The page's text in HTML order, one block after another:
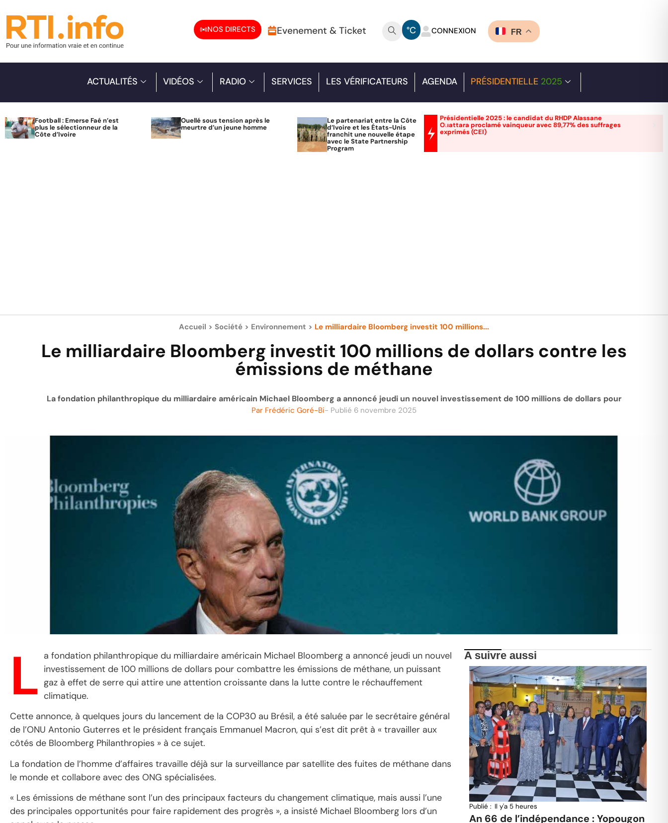
NOS DIRECTS Evenement & Ticket °C CONNEXION FR
ACTUALITÉS VIDÉOS RADIO SERVICES LES VÉRIFICATEURS AGENDA PRÉSIDENTIELLE 2025
Football : Emerse Faé n’est
plus le sélectionneur de la
Côte d’Ivoire
Ouellé sous tension après le
meurtre d’un jeune homme
Le partenariat entre la Côte
d’Ivoire et les États-Unis
franchit une nouvelle étape
avec le State Partnership
Program
Présidentielle 2025 : le candidat du RHDP Alassane
Ouattara proclamé vainqueur avec 89,77% des suffrages
exprimés (CEI)
Accueil > Société > Environnement > Le milliardaire Bloomberg investit 100 millions...
Le milliardaire Bloomberg investit 100 millions de dollars contre les
émissions de méthane
La fondation philanthropique du milliardaire américain Michael Bloomberg a annoncé jeudi un nouvel investissement de 100 millions de dollars pour
Par Frédéric Goré-Bi- Publié 6 novembre 2025
L a fondation philanthropique du milliardaire américain Michael Bloomberg a annoncé jeudi un nouvel
investissement de 100 millions de dollars pour combattre les émissions de méthane, un puissant
gaz à effet de serre qui attire une attention croissante dans la lutte contre le réchauffement
climatique.
Cette annonce, à quelques jours du lancement de la COP30 au Brésil, a été saluée par le secrétaire général
de l’ONU Antonio Guterres et le président français Emmanuel Macron, qui s’est dit prêt à « travailler aux
côtés de Bloomberg Philanthropies » à ce sujet.
La fondation de l’homme d’affaires travaille déjà sur la surveillance par satellite des fuites de méthane dans
le monde et collabore avec des ONG spécialisées.
« Les émissions de méthane sont l’un des principaux facteurs du changement climatique, mais aussi l’une
des principales opportunités pour faire rapidement des progrès », a insisté Michael Bloomberg lors d’un
A suivre aussi
Publié : Il y'a 5 heures
An 66 de l’indépendance : Yopougon